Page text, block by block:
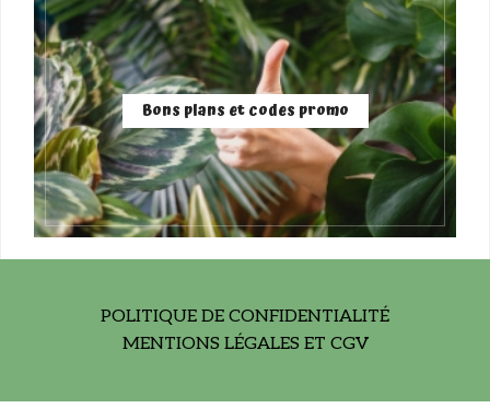
Bons plans et codes promo
POLITIQUE DE CONFIDENTIALITÉ
MENTIONS LÉGALES ET CGV